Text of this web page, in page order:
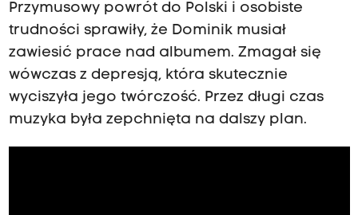
Przymusowy powrót do Polski i osobiste
trudności sprawiły, że Dominik musiał
zawiesić prace nad albumem. Zmagał się
wówczas z depresją, która skutecznie
wyciszyła jego twórczość. Przez długi czas
muzyka była zepchnięta na dalszy plan.